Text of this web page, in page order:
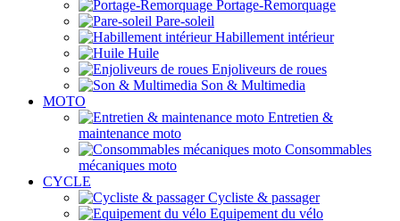
Portage-Remorquage
Pare-soleil
Habillement intérieur
Huile
Enjoliveurs de roues
Son & Multimedia
MOTO
Entretien &
maintenance moto
Consommables
mécaniques moto
CYCLE
Cycliste & passager
Equipement du vélo